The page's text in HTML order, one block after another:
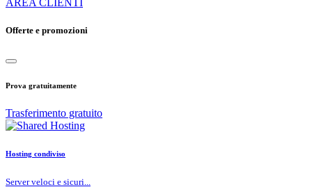
AREA CLIENTI
Offerte e promozioni
Prova gratuitamente
Trasferimento gratuito
Hosting condiviso
Server veloci e sicuri...